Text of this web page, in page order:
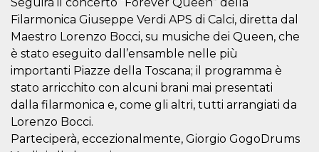
Filarmonica Giuseppe Verdi APS di Calci, diretta dal
Maestro Lorenzo Bocci, su musiche dei Queen, che
è stato eseguito dall’ensamble nelle più
importanti Piazze della Toscana; il programma è
stato arricchito con alcuni brani mai presentati
dalla filarmonica e, come gli altri, tutti arrangiati da
Lorenzo Bocci.
Parteciperà, eccezionalmente, Giorgio GogoDrums
oooh.events
settimane
2 giorni
viene utilizzato
dal servizio
Cookie-
Script.com per
ricordare le
consenso sui
cookie dei
visitatori. È
necessario che il
banner dei
cookie di
Script.com
funzioni